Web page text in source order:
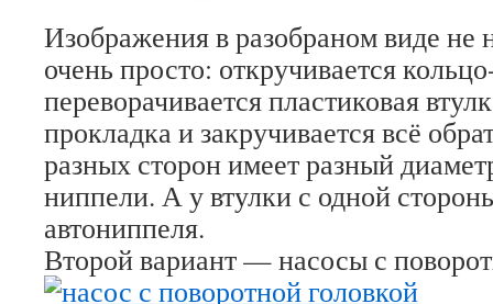
Изображения в разобраном виде не
очень просто: откручивается
переворачивается пластиковая
прокладка и закручивается всё
разных сторон имеет разный
ниппели. А у втулки с одной
автониппеля.
Второй вариант — насосы с